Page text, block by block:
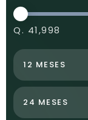
Q. 41,998
12 MESES
24 MESES